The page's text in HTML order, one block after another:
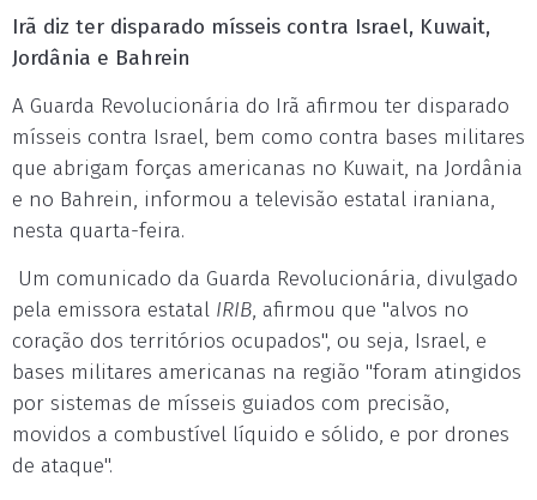
Irã diz ter disparado mísseis contra Israel, Kuwait,
Jordânia e Bahrein
A Guarda Revolucionária do Irã afirmou ter disparado
mísseis contra Israel, bem como contra bases militares
que abrigam forças americanas no Kuwait, na Jordânia
e no Bahrein, informou a televisão estatal iraniana,
nesta quarta-feira.
Um comunicado da Guarda Revolucionária, divulgado
pela emissora estatal IRIB, afirmou que "alvos no
coração dos territórios ocupados", ou seja, Israel, e
bases militares americanas na região "foram atingidos
por sistemas de mísseis guiados com precisão,
movidos a combustível líquido e sólido, e por drones
de ataque".